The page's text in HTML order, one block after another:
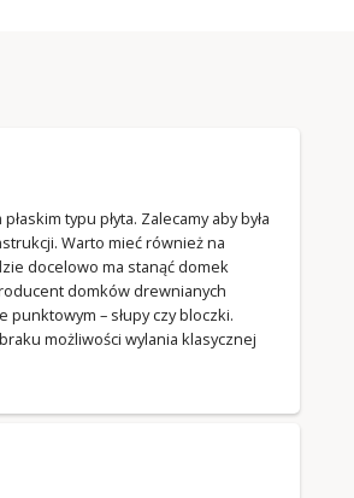
typu płyta. Zalecamy aby była
Warto mieć również na
docelowo ma stanąć domek
domków drewnianych
– słupy czy bloczki.
możliwości wylania klasycznej